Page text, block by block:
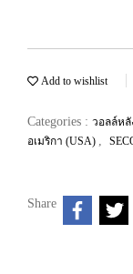
Add to wishlist
Categories : วอลล์หลั
อเมริกา (USA) ,
Share